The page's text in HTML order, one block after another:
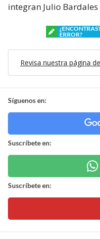
integran Julio Bardales
ERROR?
Revisa nuestra página
Síguenos en:
Suscríbete en:
Suscríbete en: